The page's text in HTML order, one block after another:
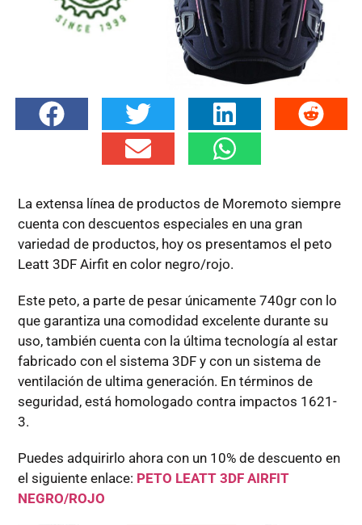
La extensa línea de productos de Moremoto siempre
cuenta con descuentos especiales en una gran
variedad de productos, hoy os presentamos el peto
Leatt 3DF Airfit en color negro/rojo.
Este peto, a parte de pesar únicamente 740gr con lo
que garantiza una comodidad excelente durante su
uso, también cuenta con la última tecnología al estar
fabricado con el sistema 3DF y con un sistema de
ventilación de ultima generación. En términos de
seguridad, está homologado contra impactos 1621-
3.
Puedes adquirirlo ahora con un 10% de descuento en
el siguiente enlace: PETO LEATT 3DF AIRFIT
NEGRO/ROJO